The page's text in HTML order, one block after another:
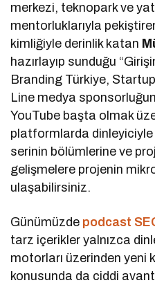
merkezi, teknopark ve
mentorluklarıyla
kimliğiyle derinlik katan
hazırlayıp sunduğu
Branding Türkiye,
Line medya
YouTube başta olmak
platformlarda
serinin bölümlerine ve
gelişmelere projenin
ulaşabilirsiniz.
Günümüzde podcast
tarz içerikler yalnızca
motorları üzerinden yeni
konusunda da ciddi